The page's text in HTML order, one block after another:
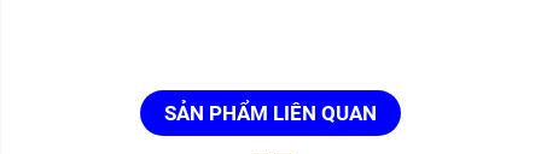
SẢN PHẨM LIÊN QUAN